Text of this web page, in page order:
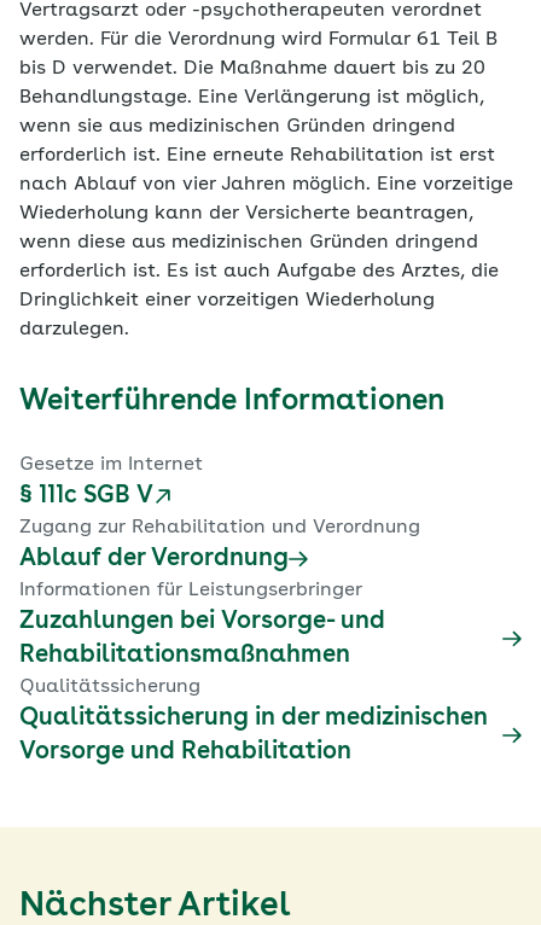
Vertragsarzt oder -psychotherapeuten verordnet
werden. Für die Verordnung wird Formular 61 Teil B
bis D verwendet. Die Maßnahme dauert bis zu 20
Behandlungstage. Eine Verlängerung ist möglich,
wenn sie aus medizinischen Gründen dringend
erforderlich ist. Eine erneute Rehabilitation ist erst
nach Ablauf von vier Jahren möglich. Eine vorzeitige
Wiederholung kann der Versicherte beantragen,
wenn diese aus medizinischen Gründen dringend
erforderlich ist. Es ist auch Aufgabe des Arztes, die
Dringlichkeit einer vorzeitigen Wiederholung
darzulegen.
Weiterführende Informationen
Gesetze im Internet
§ 111c SGB V
Zugang zur Rehabilitation und Verordnung
Ablauf der Verordnung
Informationen für Leistungserbringer
Zuzahlungen bei Vorsorge- und
Rehabilitationsmaßnahmen
Qualitätssicherung
Qualitätssicherung in der medizinischen
Vorsorge und Rehabilitation
Nächster Artikel